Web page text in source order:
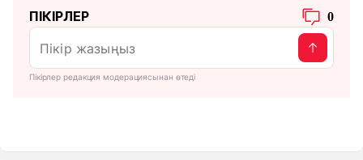
ПІКІРЛЕР 0
Пікірлер редакция модерациясынан өтеді